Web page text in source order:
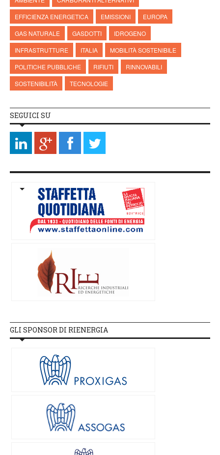
EFFICIENZA ENERGETICA
EMISSIONI
EUROPA
GAS NATURALE
GASDOTTI
IDROGENO
INFRASTRUTTURE
ITALIA
MOBILITÀ SOSTENIBILE
POLITICHE PUBBLICHE
RIFIUTI
RINNOVABILI
SOSTENIBILITÀ
TECNOLOGIE
SEGUICI SU
GLI SPONSOR DI RIENERGIA